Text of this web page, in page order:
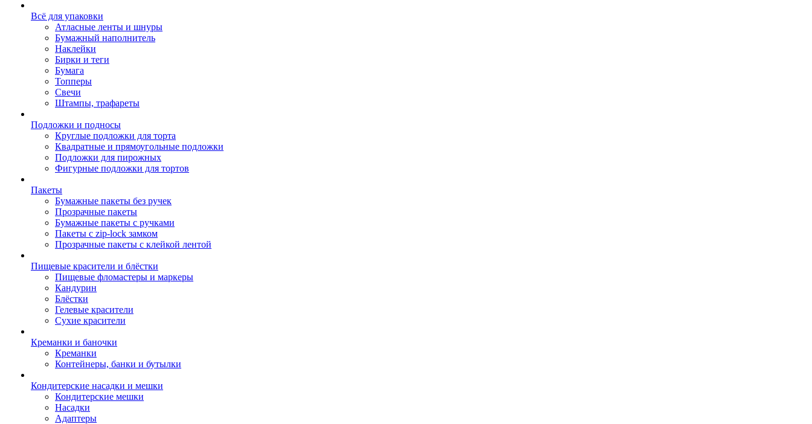
Всё для упаковки
Атласные ленты и шнуры
Бумажный наполнитель
Наклейки
Бирки и теги
Бумага
Топперы
Свечи
Штампы, трафареты
Подложки и подносы
Круглые подложки для торта
Квадратные и прямоугольные подложки
Подложки для пирожных
Фигурные подложки для тортов
Пакеты
Бумажные пакеты без ручек
Прозрачные пакеты
Бумажные пакеты с ручками
Пакеты с zip-lock замком
Прозрачные пакеты с клейкой лентой
Пищевые красители и блёстки
Пищевые фломастеры и маркеры
Кандурин
Блёстки
Гелевые красители
Сухие красители
Креманки и баночки
Креманки
Контейнеры, банки и бутылки
Кондитерские насадки и мешки
Кондитерские мешки
Насадки
Адаптеры